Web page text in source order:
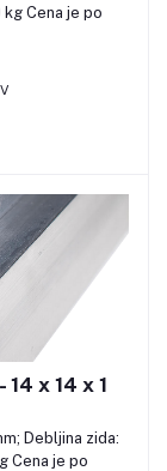
kg Cena je po
x 14 x 1
Debljina zida:
Cena je po